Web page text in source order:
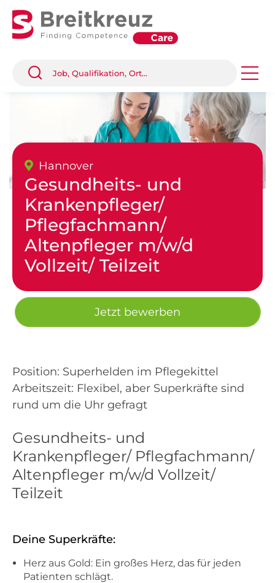
Hannover
Gesundheits- und
Krankenpfleger/
Pflegfachmann/
Altenpfleger m/w/d
Vollzeit/ Teilzeit
Jetzt bewerben
Position: Superhelden im Pflegekittel
Arbeitszeit: Flexibel, aber Superkräfte sind
rund um die Uhr gefragt
Gesundheits- und
Krankenpfleger/ Pflegfachmann/
Altenpfleger m/w/d Vollzeit/
Teilzeit
Deine Superkräfte:
Herz aus Gold: Ein großes Herz, das für jeden
Patienten schlägt.